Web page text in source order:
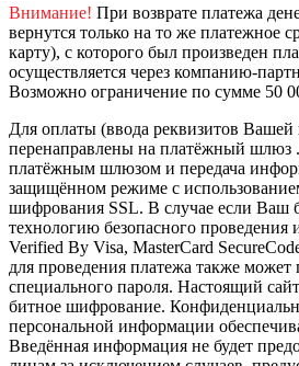
Внимание! При возврате платежа
вернутся только на то же платежное
карту), с которого был произведен
осуществляется через компанию-
Возможно ограничение по сумме 50
Для оплаты (ввода реквизитов Вашей
перенаправлены на платёжный шлюз
платёжным шлюзом и передача
защищённом режиме с
шифрования SSL. В случае если Ваш
технологию безопасного проведения
Verified By Visa, MasterCard
для проведения платежа также может
специального пароля. Настоящий
битное шифрование.
персональной информации
Введённая информация не будет